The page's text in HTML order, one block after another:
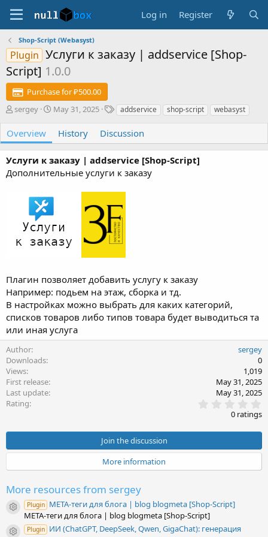
Log in Register
Shop-Script (Webasyst)
Plugin Услуги к заказу | addservice [Shop-
Script] 1.0.0
Purchase for ₽500.00
A
t
h
o
r
sergey
C
a
t
i
o
d
t
e
May 31, 2025
T
g
s
addservice shop-script webasyst
Overview History Discussion
Услуги к заказу | addservice [Shop-Script]
Дополнительные услуги к заказу
Плагин позволяет добавить услугу к заказу
Например: подьем на этаж, сборка и тд.
В настройках можно выбрать для каких категорий,
списков товаров либо типов товара будет выводиться та
или иная услуга
Author
sergey
Downloads
0
Views
1,019
First release
May 31, 2025
Last update
May 31, 2025
Rating
.
0
t
a
r
0 ratings
Join the discussion
More information
More resources from sergey
Resource icon
Plugin META-теги для блога | blog blogmeta [Shop-Script]
META-теги для блога | blog blogmeta [Shop-Script]
Plugin ИИ (ChatGPT, DeepSeek, Qwen, GigaChat): генерация